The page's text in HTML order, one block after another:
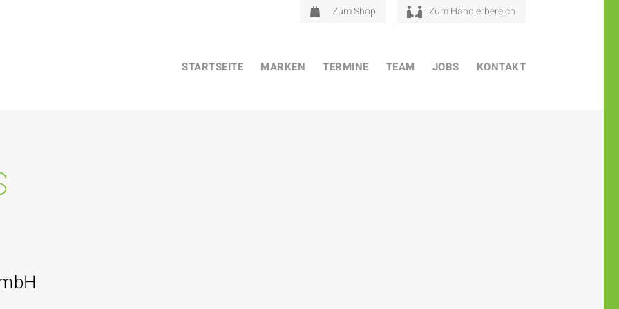
Zum Shop Zum Händlerbereich
STARTSEITE MARKEN TERMINE TEAM JOBS KONTAKT